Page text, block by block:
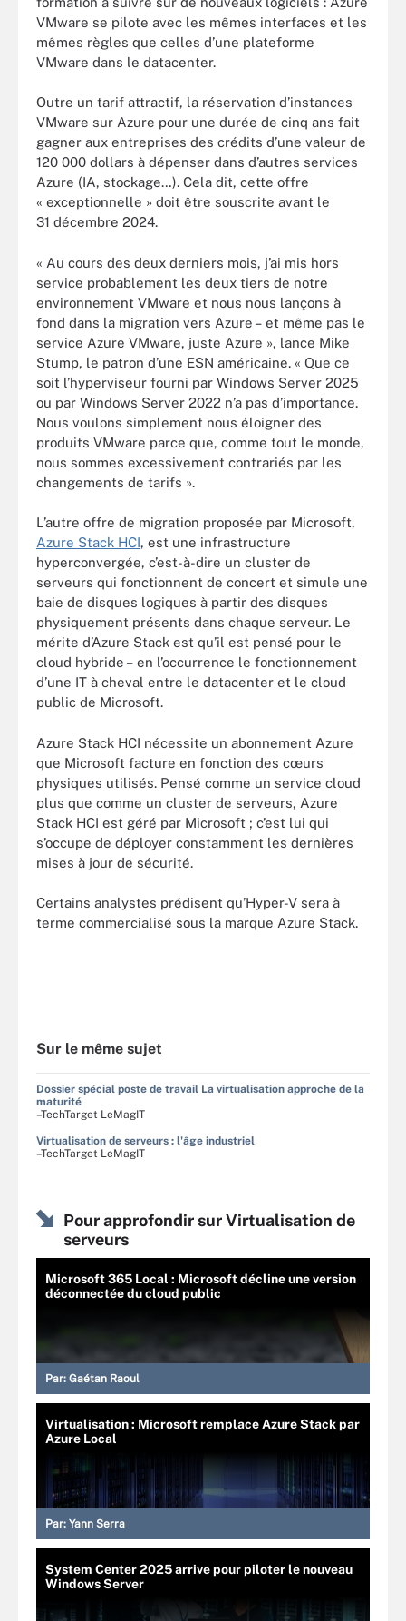
VMware se pilote avec les mêmes interfaces et les
mêmes règles que celles d’une plateforme
VMware dans le datacenter.
Outre un tarif attractif, la réservation d’instances
VMware sur Azure pour une durée de cinq ans fait
gagner aux entreprises des crédits d’une valeur de
120 000 dollars à dépenser dans d’autres services
Azure (IA, stockage…). Cela dit, cette offre
« exceptionnelle » doit être souscrite avant le
31 décembre 2024.
« Au cours des deux derniers mois, j’ai mis hors
service probablement les deux tiers de notre
environnement VMware et nous nous lançons à
fond dans la migration vers Azure – et même pas le
service Azure VMware, juste Azure », lance Mike
Stump, le patron d’une ESN américaine. « Que ce
soit l’hyperviseur fourni par Windows Server 2025
ou par Windows Server 2022 n’a pas d’importance.
Nous voulons simplement nous éloigner des
produits VMware parce que, comme tout le monde,
nous sommes excessivement contrariés par les
changements de tarifs ».
L’autre offre de migration proposée par Microsoft,
Azure Stack HCI, est une infrastructure
hyperconvergée, c’est-à-dire un cluster de
serveurs qui fonctionnent de concert et simule une
baie de disques logiques à partir des disques
physiquement présents dans chaque serveur. Le
mérite d’Azure Stack est qu’il est pensé pour le
cloud hybride – en l’occurrence le fonctionnement
d’une IT à cheval entre le datacenter et le cloud
public de Microsoft.
Azure Stack HCI nécessite un abonnement Azure
que Microsoft facture en fonction des cœurs
physiques utilisés. Pensé comme un service cloud
plus que comme un cluster de serveurs, Azure
Stack HCI est géré par Microsoft ; c’est lui qui
s’occupe de déployer constamment les dernières
mises à jour de sécurité.
Certains analystes prédisent qu’Hyper-V sera à
terme commercialisé sous la marque Azure Stack.
Sur le même sujet
Dossier spécial poste de travail La virtualisation approche de la
maturité
–TechTarget LeMagIT
Virtualisation de serveurs : l'âge industriel
–TechTarget LeMagIT
Pour approfondir sur Virtualisation de
serveurs
Microsoft 365 Local : Microsoft décline une version
déconnectée du cloud public
Par: Gaétan Raoul
Virtualisation : Microsoft remplace Azure Stack par
Azure Local
Par: Yann Serra
System Center 2025 arrive pour piloter le nouveau
Windows Server